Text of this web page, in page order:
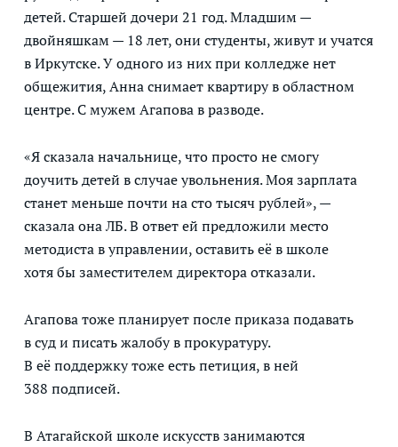
детей. Старшей дочери 21 год. Младшим —
двойняшкам — 18 лет, они студенты, живут и учатся
в Иркутске. У одного из них при колледже нет
общежития, Анна снимает квартиру в областном
центре. С мужем Агапова в разводе.
«Я сказала начальнице, что просто не смогу
доучить детей в случае увольнения. Моя зарплата
станет меньше почти на сто тысяч рублей», —
сказала она ЛБ. В ответ ей предложили место
методиста в управлении, оставить её в школе
хотя бы заместителем директора отказали.
Агапова тоже планирует после приказа подавать
в суд и писать жалобу в прокуратуру.
В её поддержку тоже есть петиция, в ней
388 подписей.
В Атагайской школе искусств занимаются